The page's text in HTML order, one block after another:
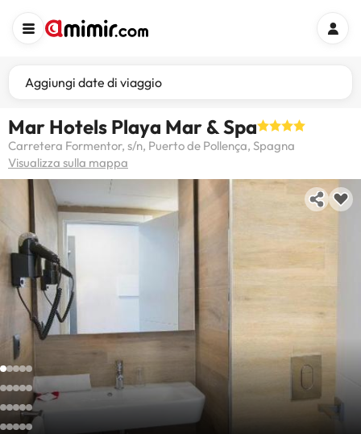
Aggiungi date di viaggio
Mar Hotels Playa Mar & Spa
Carretera Formentor, s/n, Puerto de Pollença, Spagna
Visualizza sulla mappa